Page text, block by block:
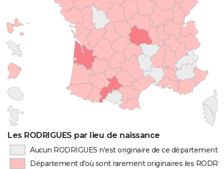
Les RODRIGUES par lieu de naissance
Aucun RODRIGUES n'est originaire de ce département
Département d'où sont rarement originaires les